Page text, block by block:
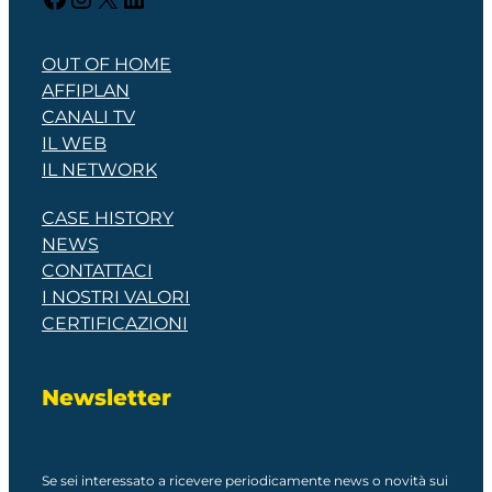
OUT OF HOME
AFFIPLAN
CANALI TV
IL WEB
IL NETWORK
CASE HISTORY
NEWS
CONTATTACI
I NOSTRI VALORI
CERTIFICAZIONI
Newsletter
Se sei interessato a ricevere periodicamente news o novità sui